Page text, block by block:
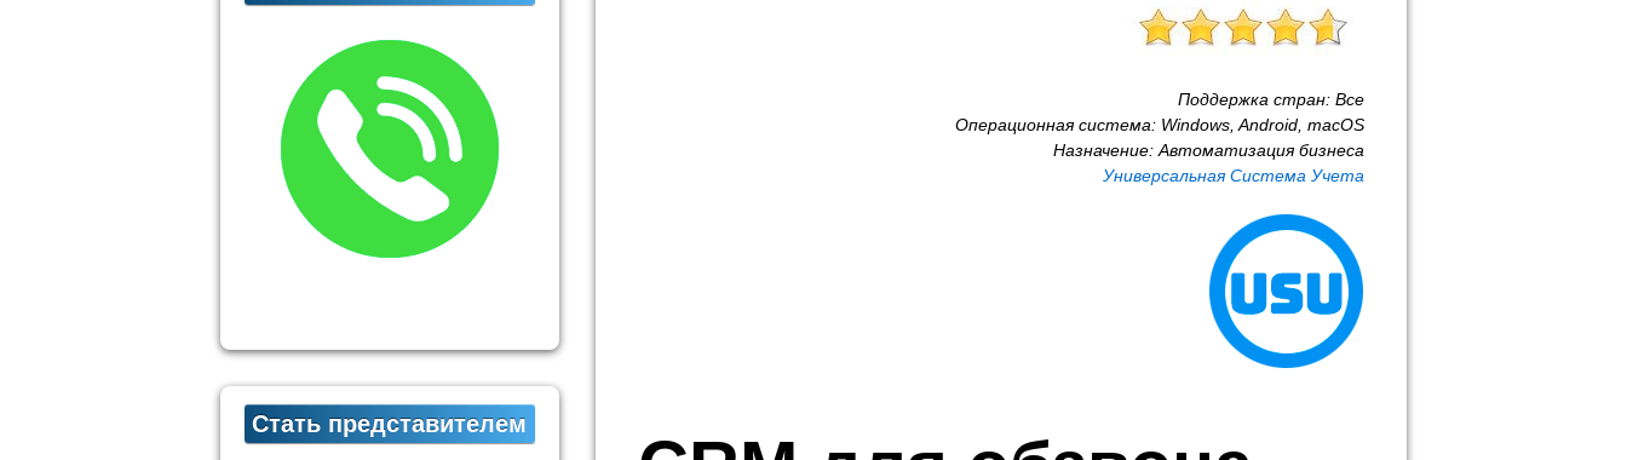
Поддержка стран: Все
Операционная система: Windows, Android, macOS
Назначение: Автоматизация бизнеса
Универсальная Система Учета
Стать представителем